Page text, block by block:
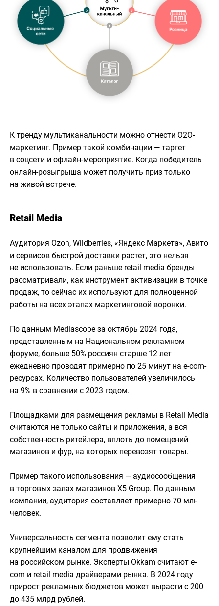
К тренду мультиканальности можно отнести O2O-
маркетинг. Пример такой комбинации — таргет
в соцсети и офлайн-мероприятие. Когда победитель
онлайн-розыгрыша может получить приз только
на живой встрече.
Retail Media
Аудитория Ozon, Wildberries, «Яндекс Маркета», Авито
и сервисов быстрой доставки растет, это нельзя
не использовать. Если раньше retail media бренды
рассматривали, как инструмент активизации в точке
продаж, то сейчас их используют для полноценной
работы на всех этапах маркетинговой воронки.
По данным Mediascope за октябрь 2024 года,
представленным на Национальном рекламном
форуме, больше 50% россиян старше 12 лет
ежедневно проводят примерно по 25 минут на e-com-
ресурсах. Количество пользователей увеличилось
на 9% в сравнении с 2023 годом.
Площадками для размещения рекламы в Retail Media
считаются не только сайты и приложения, а вся
собственность ритейлера, вплоть до помещений
магазинов и фур, на которых перевозят товары.
Пример такого использования — аудиосообщения
в торговых залах магазинов X5 Group. По данным
компании, аудитория составляет примерно 70 млн
человек.
Универсальность сегмента позволит ему стать
крупнейшим каналом для продвижения
на российском рынке. Эксперты Okkam считают е-
com и retail media драйверами рынка. В 2024 году
прирост рекламных бюджетов может вырасти с 200
до 435 млрд рублей.